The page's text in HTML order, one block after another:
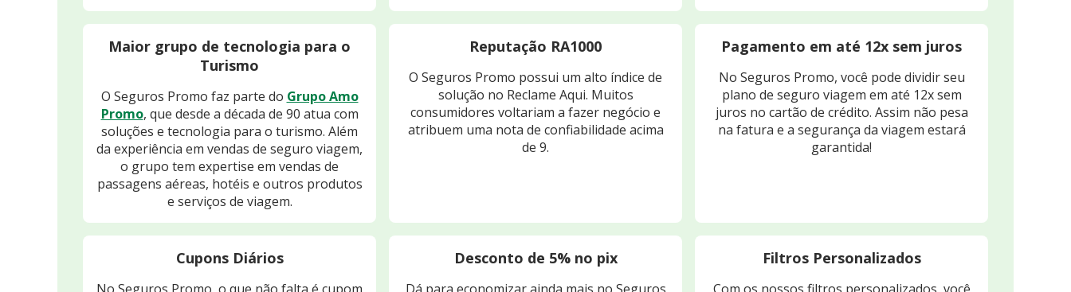
Maior grupo de tecnologia para o
Turismo
O Seguros Promo faz parte do Grupo Amo
Promo, que desde a década de 90 atua com
soluções e tecnologia para o turismo. Além
da experiência em vendas de seguro viagem,
o grupo tem expertise em vendas de
passagens aéreas, hotéis e outros produtos
e serviços de viagem.
Reputação RA1000
O Seguros Promo possui um alto índice de
solução no Reclame Aqui. Muitos
consumidores voltariam a fazer negócio e
atribuem uma nota de confiabilidade acima
de 9.
Pagamento em até 12x sem juros
No Seguros Promo, você pode dividir seu
plano de seguro viagem em até 12x sem
juros no cartão de crédito. Assim não pesa
na fatura e a segurança da viagem estará
garantida!
Cupons Diários Desconto de 5% no pix Filtros Personalizados